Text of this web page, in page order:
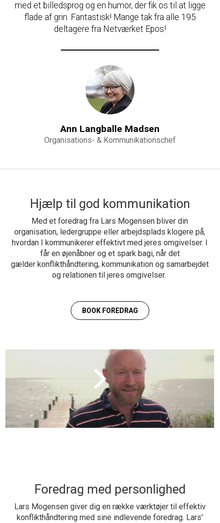
med et billedsprog og en humor, der fik os til at ligge
flade af grin. Fantastisk! Mange tak fra alle 195
deltagere fra Netværket Epos!
Ann Langballe Madsen
Organisations- & Kommunikationschef
Hjælp til god kommunikation
Med et foredrag fra Lars Mogensen bliver din
organisation, ledergruppe eller arbejdsplads klogere på,
hvordan I kommunikerer effektivt med jeres omgivelser. I
får en øjenåbner og et spark bagi, når det
gælder konflikthåndtering, kommunikation og samarbejdet
og relationen til jeres omgivelser.
BOOK FOREDRAG
Foredrag med personlighed
Lars Mogensen giver dig en række værktøjer til effektiv
konflikthåndtering med sine indlevende foredrag. Lars'